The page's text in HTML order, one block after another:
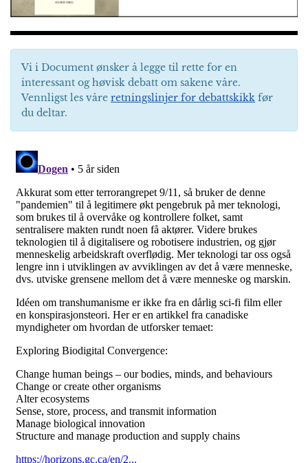
Vi i Document ønsker å legge til rette for en
interessant og høvisk debatt om sakene våre.
Vennligst les våre retningslinjer for debattskikk før
du deltar.